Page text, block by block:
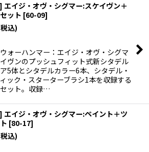
エイジ・オヴ・シグマー:スケイヴン＋
ット [60-09]
込)
ォーハンマー：エイジ・オヴ・シグマ
ヴンのプッシュフィット式新シタデル
5体とシタデルカラー6本、シタデル・
ック・スターターブラシ1本を収録する
ット。収録…
エイジ・オヴ・シグマー:ペイント＋ツ
[80-17]
込)